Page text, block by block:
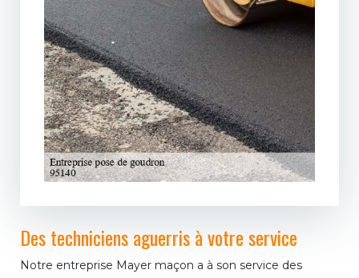
Des techniciens aguerris à votre service
Notre entreprise Mayer maçon a à son service des